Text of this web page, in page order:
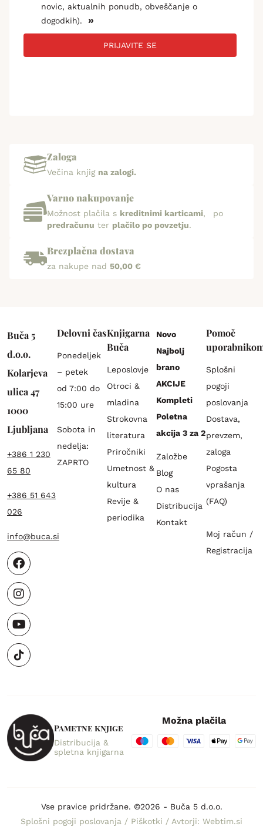
novic, aktualnih ponudb, obveščanje o
dogodkih).
»
PRIJAVITE SE
Zaloga
Večina knjig na zalogi.
Varno nakupovanje
Možnost plačila s kreditnimi karticami, po
predračunu ter plačilo po povzetju.
Brezplačna dostava
za nakupe nad 50,00 €
Buča 5
d.o.o.
Kolarjeva
ulica 47
1000
Ljubljana
+386 1 230
65 80
+386 51 643
026
info@buca.si
Delovni čas
Ponedeljek
– petek
od 7:00 do
15:00 ure
Sobota in
nedelja:
ZAPRTO
Knjigarna
Buča
Leposlovje
Otroci &
mladina
Strokovna
literatura
Priročniki
Umetnost &
kultura
Revije &
periodika
Novo
Najbolj
brano
AKCIJE
Kompleti
Poletna
akcija 3 za 2
Založbe
Blog
O nas
Distribucija
Kontakt
Pomoč
Splošni
pogoji
poslovanja
Dostava,
prevzem,
zaloga
Pogosta
vprašanja
(FAQ)
Moj račun /
Registracija
Pametne knjige
Distribucija &
spletna knjigarna
Možna plačila
Vse pravice pridržane. ©2026 - Buča 5 d.o.o.
Splošni pogoji poslovanja / Piškotki / Avtorji: Webtim.si